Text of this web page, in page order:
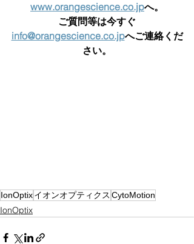
www.orangescience.co.jpへ。
ご質問等は今すぐ
info@orangescience.co.jpへご連絡くだ
さい。
IonOptixイオンオプティクス CytoMotion
IonOptix